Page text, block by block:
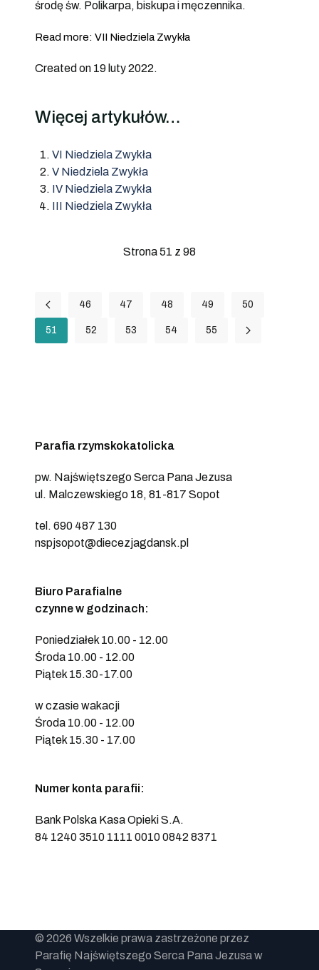
środę św. Polikarpa, biskupa i męczennika.
Read more: VII Niedziela Zwykła
Created on 19 luty 2022.
Więcej artykułów…
VI Niedziela Zwykła
V Niedziela Zwykła
IV Niedziela Zwykła
III Niedziela Zwykła
Strona 51 z 98
46 47 48 49 50
51 52 53 54 55
Parafia rzymskokatolicka
pw. Najświętszego Serca Pana Jezusa
ul. Malczewskiego 18, 81-817 Sopot
tel. 690 487 130
nspjsopot@diecezjagdansk.pl
Biuro Parafialne
czynne w godzinach:
Poniedziałek 10.00 - 12.00
Środa 10.00 - 12.00
Piątek 15.30-17.00
w czasie wakacji
Środa 10.00 - 12.00
Piątek 15.30 - 17.00
Numer konta parafii:
Bank Polska Kasa Opieki S.A.
84 1240 3510 1111 0010 0842 8371
© 2026 Wszelkie prawa zastrzeżone przez
Parafię Najświętszego Serca Pana Jezusa w